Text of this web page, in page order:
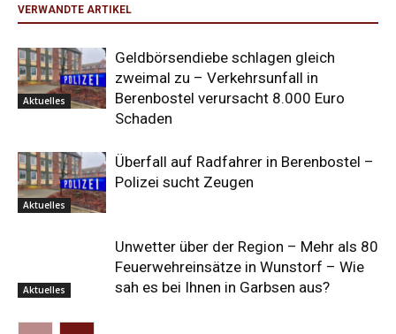
VERWANDTE ARTIKEL
Aktuelles
Geldbörsendiebe schlagen gleich
zweimal zu – Verkehrsunfall in
Berenbostel verursacht 8.000 Euro
Schaden
Aktuelles
Überfall auf Radfahrer in Berenbostel –
Polizei sucht Zeugen
Aktuelles
Unwetter über der Region – Mehr als 80
Feuerwehreinsätze in Wunstorf – Wie
sah es bei Ihnen in Garbsen aus?